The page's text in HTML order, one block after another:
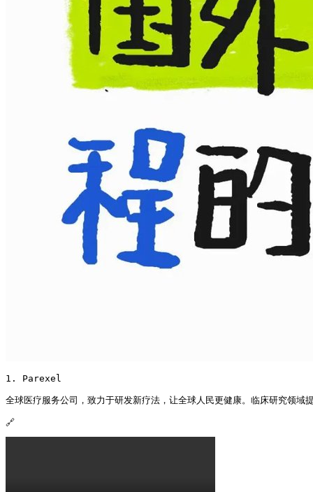
1. Parexel
全球医疗服务公司，致力于研发新疗法，让全球人民更健康。临床研究领域
🔗